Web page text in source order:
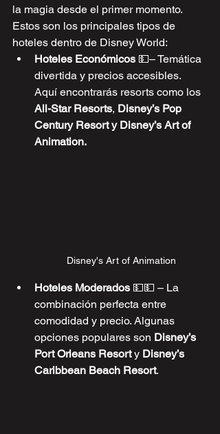
la magia desde el primer momento.
Estos son los principales tipos de
hoteles dentro de Disney World:
Hoteles Económicos 💵– Temática
divertida y precios accesibles.
Aquí encontrarás resorts como los
All-Star Resorts, Disney’s Pop
Century Resort y Disney’s Art of
Animation.
Disney's Art of Animation
Hoteles Moderados 💵💵 – La
combinación perfecta entre
comodidad y precio. Algunas
opciones populares son Disney’s
Port Orleans Resort y Disney’s
Caribbean Beach Resort.